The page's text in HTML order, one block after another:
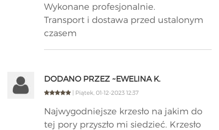
Wykonane profesjonalnie.
Transport i dostawa przed ustalonym
czasem
DODANO PRZEZ ~EWELINA K.
| Piątek, 01-12-2023 12:37
Najwygodniejsze krzesło na jakim do
tej pory przyszło mi siedzieć. Krzesło